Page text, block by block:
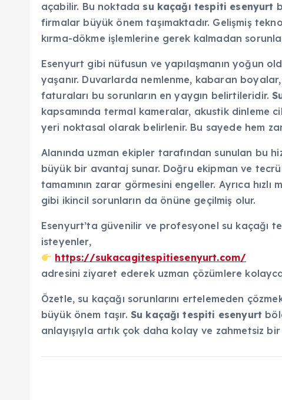
açabilir. Bu noktada su kaçağı tespiti esenyurt
firmalar büyük önem taşımaktadır. Gelişmiş
kırma-dökme işlemlerine gerek kalmadan
Esenyurt gibi nüfusun ve yapılaşmanın yoğun
yaşanır. Duvarlarda nemlenme, kabaran
faturaları bu sorunların en yaygın belirtileridir.
kapsamında termal kameralar, akustik dinleme
yeri noktasal olarak belirlenir. Bu sayede hem
Alanında uzman ekipler tarafından sunulan bu
büyük bir avantaj sunar. Doğru ekipman ve
tamamının zarar görmesini engeller. Ayrıca
gibi ikincil sorunların da önüne geçilmiş olur.
Esenyurt’ta güvenilir ve profesyonel su kaçağı
isteyenler,
https://sukacagitespitiesenyurt.com/
adresini ziyaret ederek uzman çözümlere
Özetle, su kaçağı sorunlarını ertelemeden
büyük önem taşır. Su kaçağı tespiti esenyurt
anlayışıyla artık çok daha kolay ve zahmetsiz